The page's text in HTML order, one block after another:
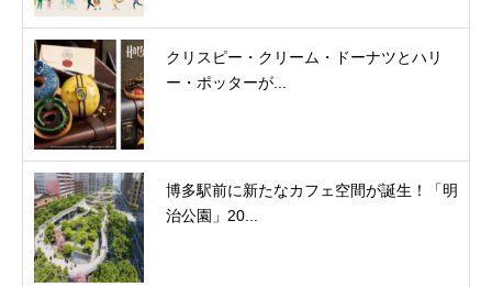
クリスピー・クリーム・ドーナツとハリ
ー・ポッターが...
博多駅前に新たなカフェ空間が誕生！「明
治公園」20...